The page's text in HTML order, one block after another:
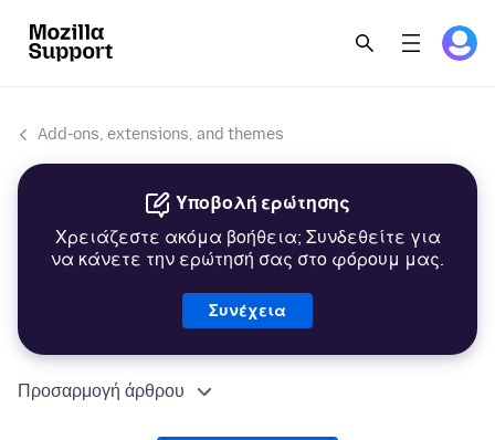
Add-ons, extensions, and themes
Υποβολή ερώτησης
Χρειάζεστε ακόμα βοήθεια; Συνδεθείτε για
να κάνετε την ερώτησή σας στο φόρουμ μας.
Συνέχεια
Προσαρμογή άρθρου